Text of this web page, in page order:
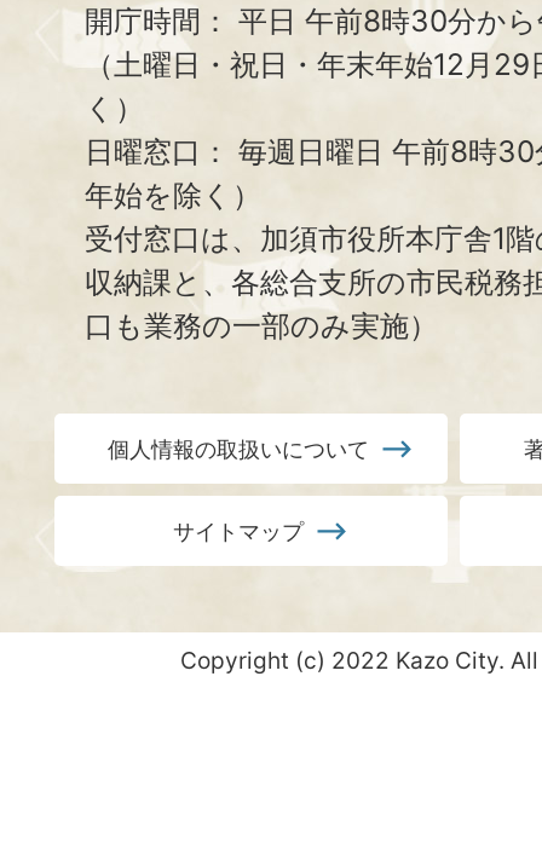
開庁時間： 平日 午前8時30分か
（土曜日・祝日・年末年始12月
く）
日曜窓口： 毎週日曜日 午前8時
年始を除く）
受付窓口は、加須市役所本庁舎1
収納課と、 各総合支所の市民税務
口も業務の一部のみ実施）
個人情報の取扱いについて
サイトマップ
Copyright (c) 2022 Kazo City.